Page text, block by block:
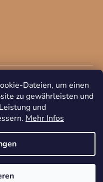
Dateien, um einen
zu gewährleisten und
und
Mehr Infos
vorbehalten.